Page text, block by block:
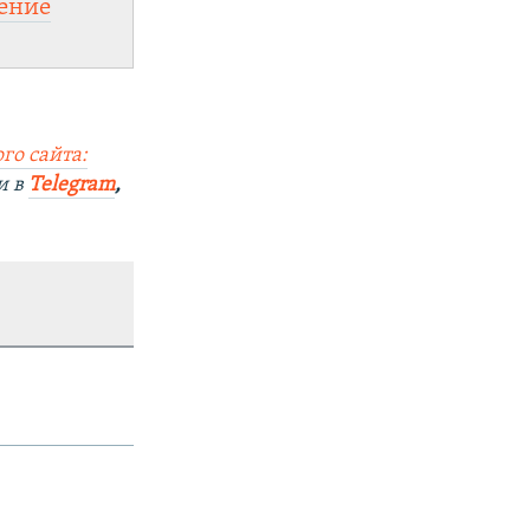
сайта:
в Telegram,